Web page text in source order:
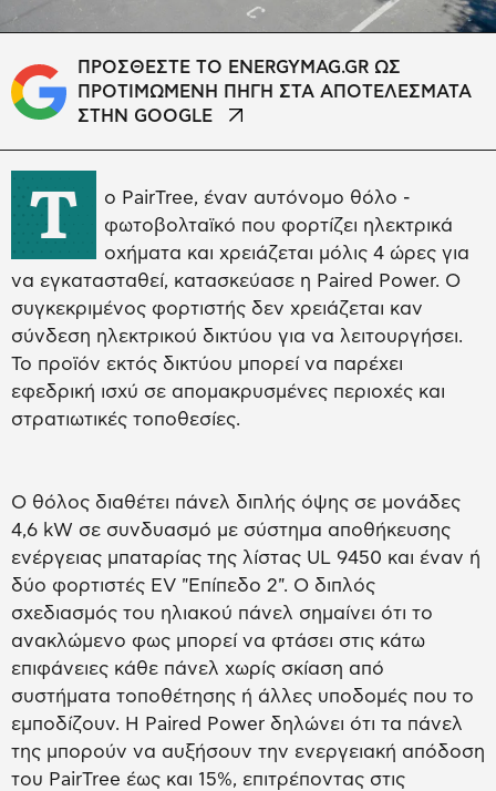
ΠΡΟΣΘΕΣΤΕ ΤΟ ENERGYMAG.GR ΩΣ
ΠΡΟΤΙΜΩΜΕΝΗ ΠΗΓΗ ΣΤΑ ΑΠΟΤΕΛΕΣΜΑΤΑ
ΣΤΗΝ GOOGLE
T
o PairTree, έναν αυτόνομο θόλο -
φωτοβολταϊκό που φορτίζει ηλεκτρικά
οχήματα και χρειάζεται μόλις 4 ώρες για
να εγκατασταθεί, κατασκεύασε η Paired Power. Ο
συγκεκριμένος φορτιστής δεν χρειάζεται καν
σύνδεση ηλεκτρικού δικτύου για να λειτουργήσει.
Το προϊόν εκτός δικτύου μπορεί να παρέχει
εφεδρική ισχύ σε απομακρυσμένες περιοχές και
στρατιωτικές τοποθεσίες.
Ο θόλος διαθέτει πάνελ διπλής όψης σε μονάδες
4,6 kW σε συνδυασμό με σύστημα αποθήκευσης
ενέργειας μπαταρίας της λίστας UL 9450 και έναν ή
δύο φορτιστές EV "Επίπεδο 2". Ο διπλός
σχεδιασμός του ηλιακού πάνελ σημαίνει ότι το
ανακλώμενο φως μπορεί να φτάσει στις κάτω
επιφάνειες κάθε πάνελ χωρίς σκίαση από
συστήματα τοποθέτησης ή άλλες υποδομές που το
εμποδίζουν. Η Paired Power δηλώνει ότι τα πάνελ
της μπορούν να αυξήσουν την ενεργειακή απόδοση
του PairTree έως και 15%, επιτρέποντας στις